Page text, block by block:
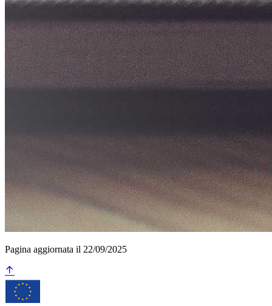
Pagina aggiornata il 22/09/2025